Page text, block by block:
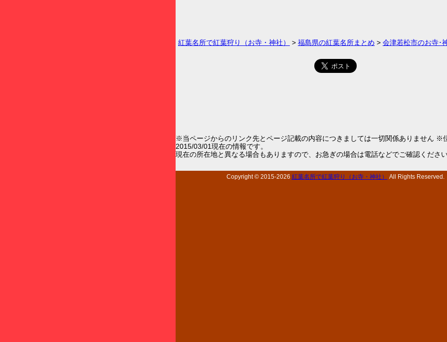
紅葉名所で紅葉狩り（お寺・神社） > 福島県の紅葉名所まとめ > 会津若松市のお寺･
※当ページからのリンク先とページ記載の内容につきましては一切関係ありません ※
2015/03/01現在の情報です。
現在の所在地と異なる場合もありますので、お急ぎの場合は電話などでご確認ください
Copyright © 2015-2026 紅葉名所で紅葉狩り（お寺・神社） All Rights Reserved.